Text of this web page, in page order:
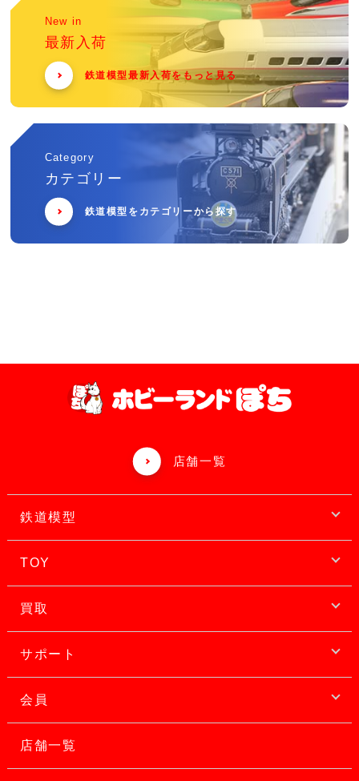
New in
最新入荷
鉄道模型最新入荷をもっと見る
Category
カテゴリー
鉄道模型をカテゴリーから探す
店舗一覧
鉄道模型
TOY
買取
サポート
会員
店舗一覧